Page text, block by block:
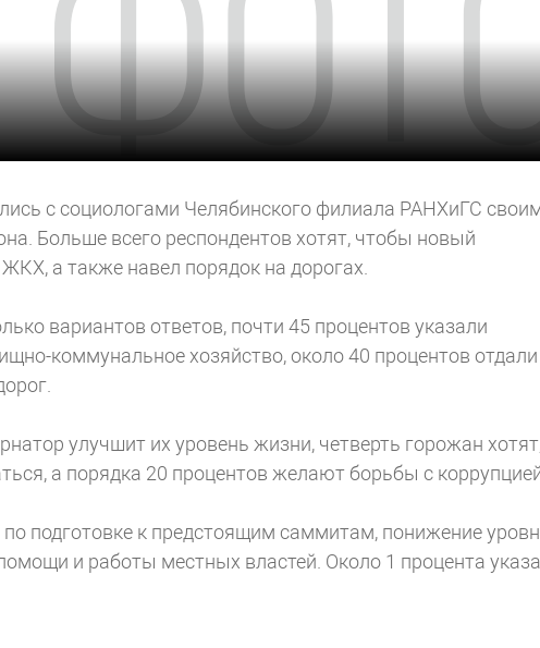
с социологами Челябинского филиала РАНХиГС
Больше всего респондентов хотят, чтобы новый
а также навел порядок на дорогах.
вариантов ответов, почти 45 процентов указали
коммунальное хозяйство, около 40 процентов отдали
улучшит их уровень жизни, четверть горожан
а порядка 20 процентов желают борьбы с
подготовке к предстоящим саммитам, понижение
и работы местных властей. Около 1 процента